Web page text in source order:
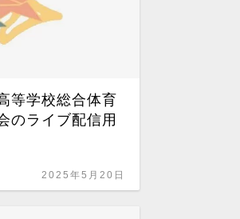
等学校総合体育
のライブ配信用
2025年5月20日